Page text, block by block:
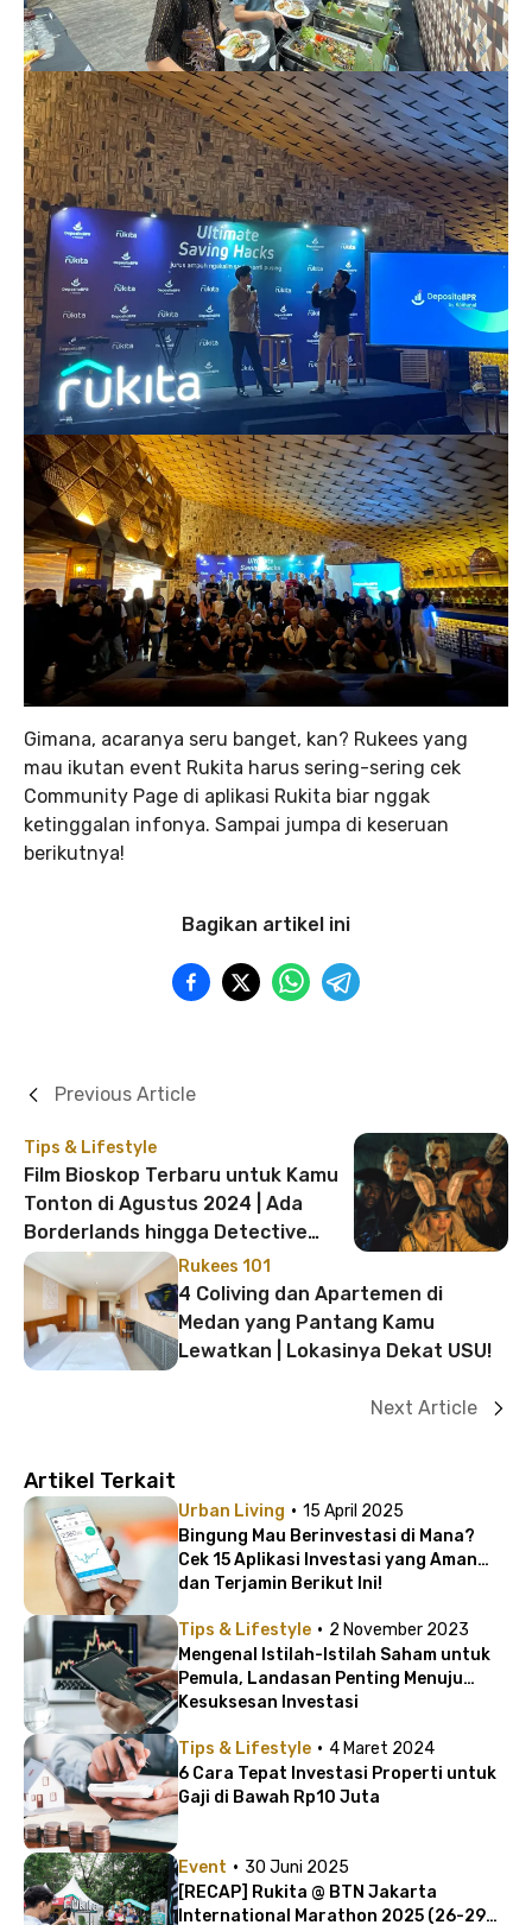
Gimana, acaranya seru banget, kan? Rukees yang
mau ikutan event Rukita harus sering-sering cek
Community Page di aplikasi Rukita biar nggak
ketinggalan infonya. Sampai jumpa di keseruan
berikutnya!
Bagikan artikel ini
Tips & Lifestyle
Film Bioskop Terbaru untuk Kamu
Tonton di Agustus 2024 | Ada
Borderlands hingga Detective
Conan!
Previous Article
Rukees 101
4 Coliving dan Apartemen di
Medan yang Pantang Kamu
Lewatkan | Lokasinya Dekat USU!
Next Article
Artikel Terkait
Urban Living · 15 April 2025
Bingung Mau Berinvestasi di Mana?
Cek 15 Aplikasi Investasi yang Aman
dan Terjamin Berikut Ini!
Tips & Lifestyle · 2 November 2023
Mengenal Istilah-Istilah Saham untuk
Pemula, Landasan Penting Menuju
Kesuksesan Investasi
Tips & Lifestyle · 4 Maret 2024
6 Cara Tepat Investasi Properti untuk
Gaji di Bawah Rp10 Juta
Event · 30 Juni 2025
[RECAP] Rukita @ BTN Jakarta
International Marathon 2025 (26-29